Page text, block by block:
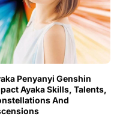
Penyanyi Genshin
Ayaka Skills, Talents,
And